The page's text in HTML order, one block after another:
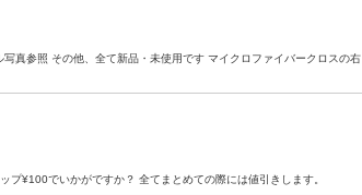
真参照 その他、全て新品・未使用です マイクロファイバークロスの右
¥100でいかがですか？ 全てまとめての際には値引きします。